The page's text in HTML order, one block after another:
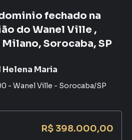
fechado na
do Wanel Ville ,
Sorocaba, SP
Maria
- Wanel Ville - Sorocaba/SP
R$ 398.000,00